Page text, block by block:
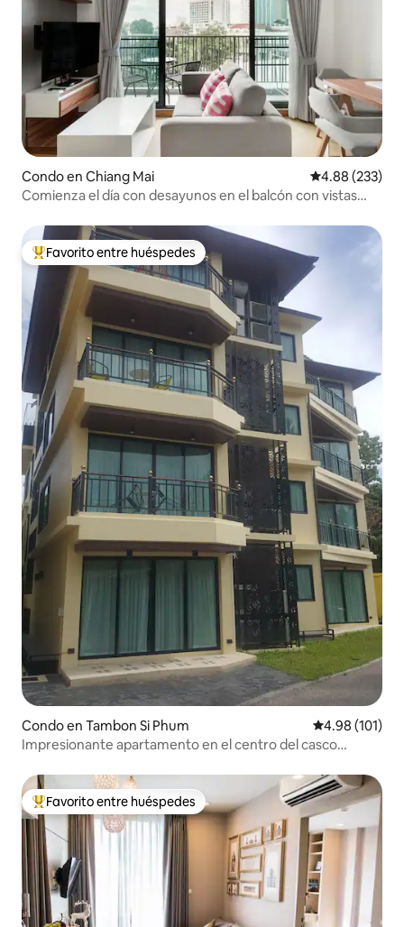
Condo en Chiang Mai Calificación
4.88 (233)
Comienza el día con desayunos en el balcón con vistas
Favorito entre huéspedes preferido
Favorito entre huéspedes
Condo en Tambon Si Phum Calificación
4.98 (101)
Impresionante apartamento en el centro del casco
Favorito entre huéspedes preferido
Favorito entre huéspedes